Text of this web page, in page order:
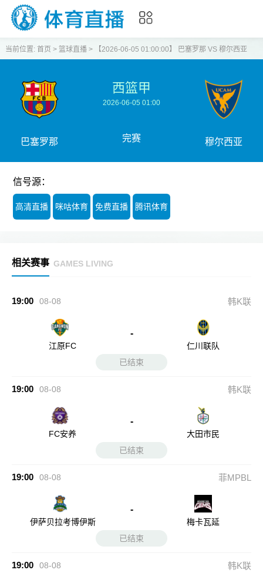
当前位置: 首页 > 篮球直播> 【2026-06-05 01:00:00】 巴塞罗那 VS 穆尔西亚
巴塞罗那
西篮甲
2026-06-05 01:00
完赛 穆尔西亚
信号源：
高清直播 咪咕体育 免费直播 腾讯体育
相关赛事 GAMES LIVING
19:00 08-08 韩K联
江原FC
-
仁川联队
已结束
19:00 08-08 韩K联
FC安养
-
大田市民
已结束
19:00 08-08 菲MPBL
伊萨贝拉考博伊斯
-
梅卡瓦延
已结束
19:00 08-08 韩K联